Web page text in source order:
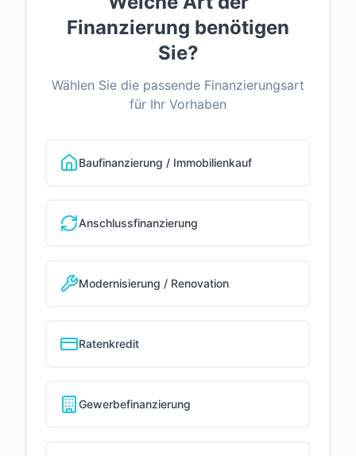
Finanzierung benötigen
Sie?
Wählen Sie die passende Finanzierungsart
für Ihr Vorhaben
Baufinanzierung / Immobilienkauf
Anschlussfinanzierung
Modernisierung / Renovation
Ratenkredit
Gewerbefinanzierung